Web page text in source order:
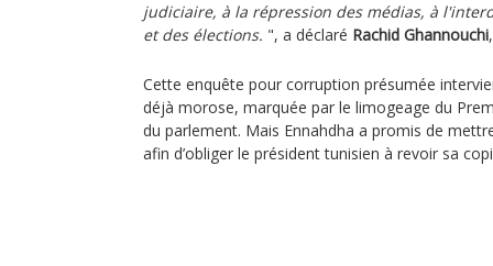
judiciaire, à la répression des médias, à
et des élections. ", a déclaré Rachid Ghannouchi
Cette enquête pour corruption présumée
déjà morose, marquée par le limogeage du
du parlement. Mais Ennahdha a promis de
afin d’obliger le président tunisien à revoir sa